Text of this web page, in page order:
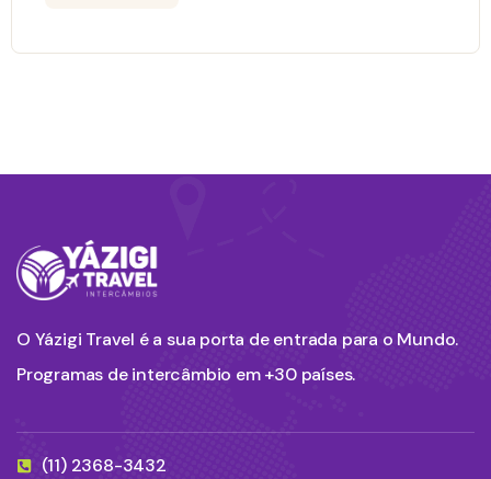
O Yázigi Travel é a sua porta de entrada para o Mundo.
Programas de intercâmbio em +30 países.
(11) 2368-3432